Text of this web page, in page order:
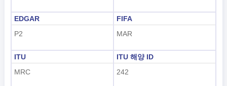
EDGAR
P2
FIFA
MAR
ITU
MRC
ITU 해양 ID
242